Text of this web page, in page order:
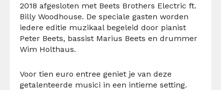
2018 afgesloten met Beets Brothers Electric ft.
Billy Woodhouse. De speciale gasten worden
iedere editie muzikaal begeleid door pianist
Peter Beets, bassist Marius Beets en drummer
Wim Holthaus.
Voor tien euro entree geniet je van deze
getalenteerde musici in een intieme setting.